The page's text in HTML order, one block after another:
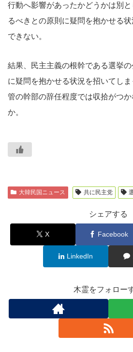
行動へ影響があったかどうかは別
るべきとの原則に疑問を抱かせる
できない。
結果、民主主義の根幹である選挙
に疑問を抱かせる状況を招いてし
管の幹部の辞任程度では収拾がつ
か。
大韓民国ニュース 共に民主党
シェアする
X Facebook
LinkedIn
木霊をフォロー